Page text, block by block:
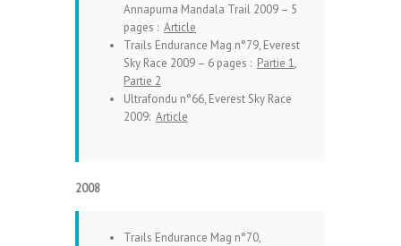
Annapurna Mandala Trail 2009 – 5
pages : Article
Trails Endurance Mag n°79, Everest
Sky Race 2009 – 6 pages : Partie 1,
Partie 2
Ultrafondu n°66, Everest Sky Race
2009: Article
2008
Trails Endurance Mag n°70,